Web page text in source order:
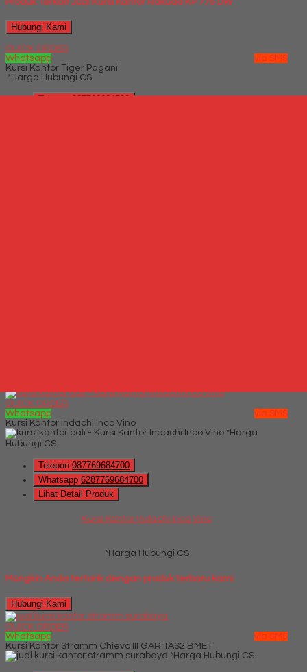
Produk Terkait Jual Kursi Kantor Rakuda KP 775 DW
Hubungi Kami
QUICK ORDER
Whatsapp
via SMS
Kursi Kantor Tiger Pagani
*Harga Hubungi CS
Telepon
087769684700
QUICK ORDER
Whatsapp
via SMS
Kursi Kantor Indachi Inco Vino
*Harga
Hubungi CS
Telepon 087769684700
Whatsapp 6287769684700
Lihat Detail Produk
Kursi Kantor Indachi Inco Vino
*Harga Hubungi CS
Mungkin Anda tertarik dengan produk terbaru kami
Hubungi Kami
QUICK ORDER
Whatsapp
via SMS
Kursi Kantor Stramm Chievo III GAR TAS2 BMET
*Harga Hubungi CS